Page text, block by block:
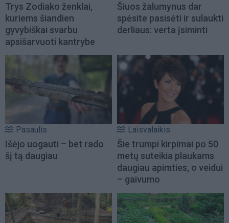
Trys Zodiako ženklai,
kuriems šiandien
gyvybiškai svarbu
apsišarvuoti kantrybe
Šiuos žalumynus dar
spėsite pasisėti ir sulaukti
derliaus: verta įsiminti
Pasaulis
Išėjo uogauti – bet rado
šį tą daugiau
Laisvalaikis
Šie trumpi kirpimai po 50
metų suteikia plaukams
daugiau apimties, o veidui
– gaivumo